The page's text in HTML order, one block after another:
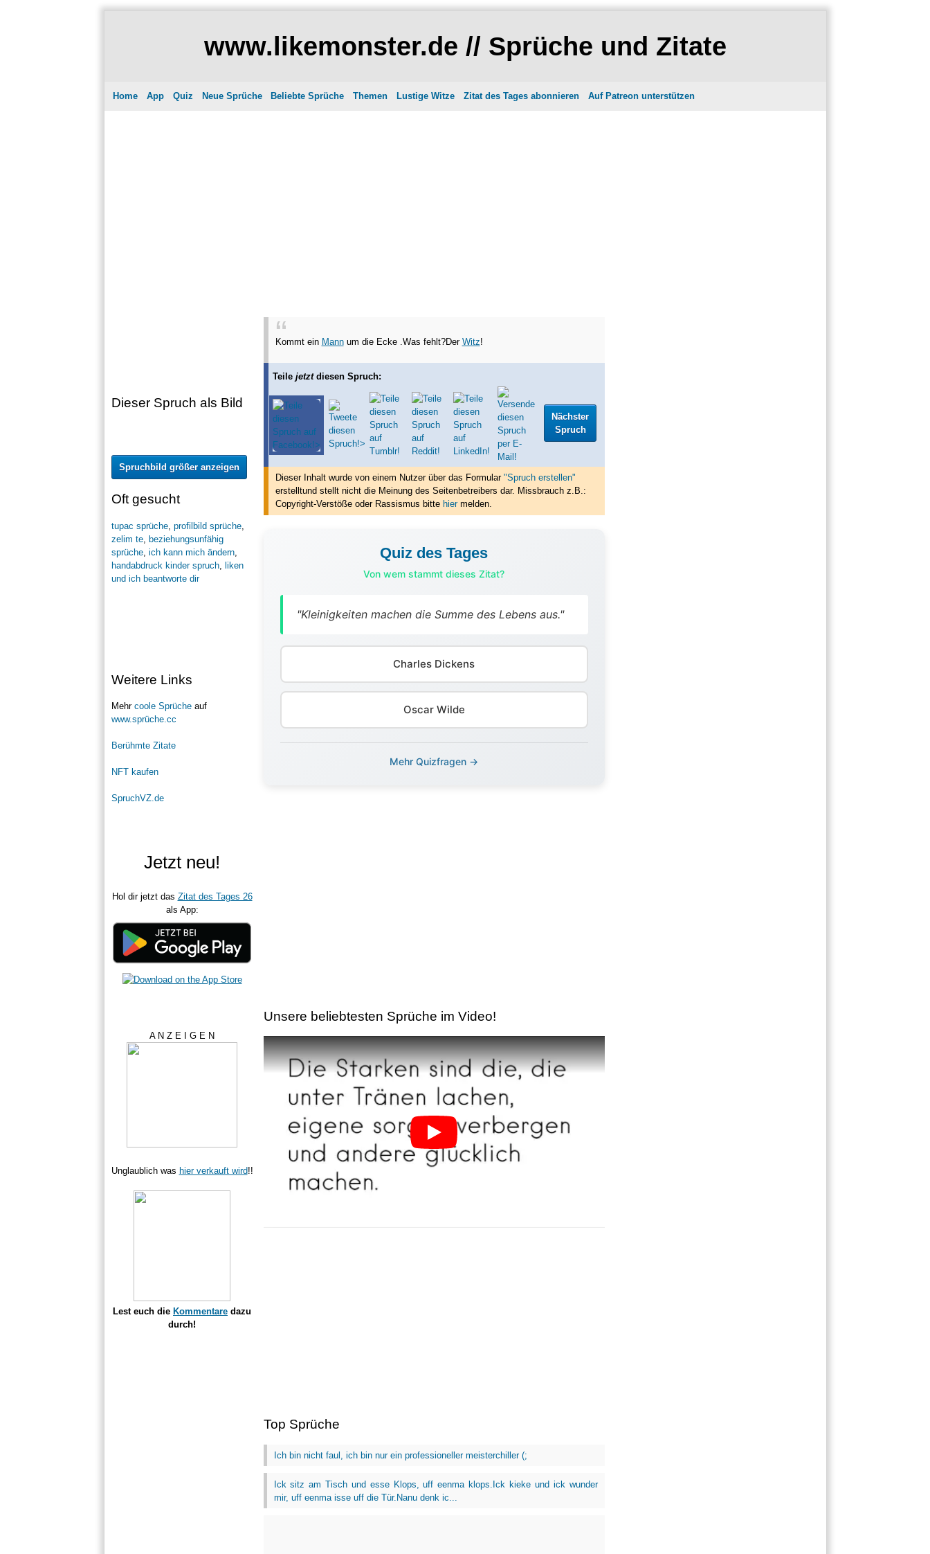
www.likemonster.de // Sprüche und Zitate
Home App Quiz Neue Sprüche Beliebte Sprüche Themen Lustige Witze Zitat des Tages abonnieren Auf Patreon unterstützen
Dieser Spruch als Bild
Spruchbild größer anzeigen
Oft gesucht
tupac sprüche, profilbild sprüche,
zelim te, beziehungsunfähig
sprüche, ich kann mich ändern,
handabdruck kinder spruch, liken
und ich beantworte dir
Weitere Links
Mehr coole Sprücheauf
www.sprüche.cc
Berühmte Zitate
NFT kaufen
SpruchVZ.de
Jetzt neu!
Hol dir jetzt das Zitat des Tages 26
als App:
A N Z E I G E N
Unglaublich was hier verkauft wird!!
Lest euch die Kommentare dazu
durch!
Kommt ein Mannum die Ecke .Was fehlt?Der Witz!
Teile jetztdiesen Spruch:
Nächster
Spruch
Dieser Inhalt wurde von einem Nutzer über das Formular "Spruch erstellen"
erstelltund stellt nicht die Meinung des Seitenbetreibers dar. Missbrauch z.B.:
Copyright-Verstöße oder Rassismus bitte hiermelden.
Quiz des Tages
Von wem stammt dieses Zitat?
"Kleinigkeiten machen die Summe des Lebens aus."
Charles Dickens
Oscar Wilde
Mehr Quizfragen →
Unsere beliebtesten Sprüche im Video!
Top Sprüche
Ich bin nicht faul, ich bin nur ein professioneller meisterchiller (;
Ick sitz am Tisch und esse Klops, uff eenma klops.Ick kieke und ick wunder
mir, uff eenma isse uff die Tür.Nanu denk ic...